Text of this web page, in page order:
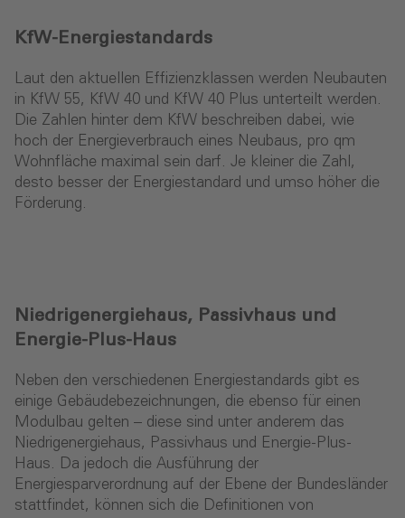
KfW-Energiestandards
Laut den aktuellen Effizienzklassen werden Neubauten
in KfW 55, KfW 40 und KfW 40 Plus unterteilt werden.
Die Zahlen hinter dem KfW beschreiben dabei, wie
hoch der Energieverbrauch eines Neubaus, pro qm
Wohnfläche maximal sein darf. Je kleiner die Zahl,
desto besser der Energiestandard und umso höher die
Förderung.
Niedrigenergiehaus, Passivhaus und
Energie-Plus-Haus
Neben den verschiedenen Energiestandards gibt es
einige Gebäudebezeichnungen, die ebenso für einen
Modulbau gelten – diese sind unter anderem das
Niedrigenergiehaus, Passivhaus und Energie-Plus-
Haus. Da jedoch die Ausführung der
Energiesparverordnung auf der Ebene der Bundesländer
stattfindet, können sich die Definitionen von